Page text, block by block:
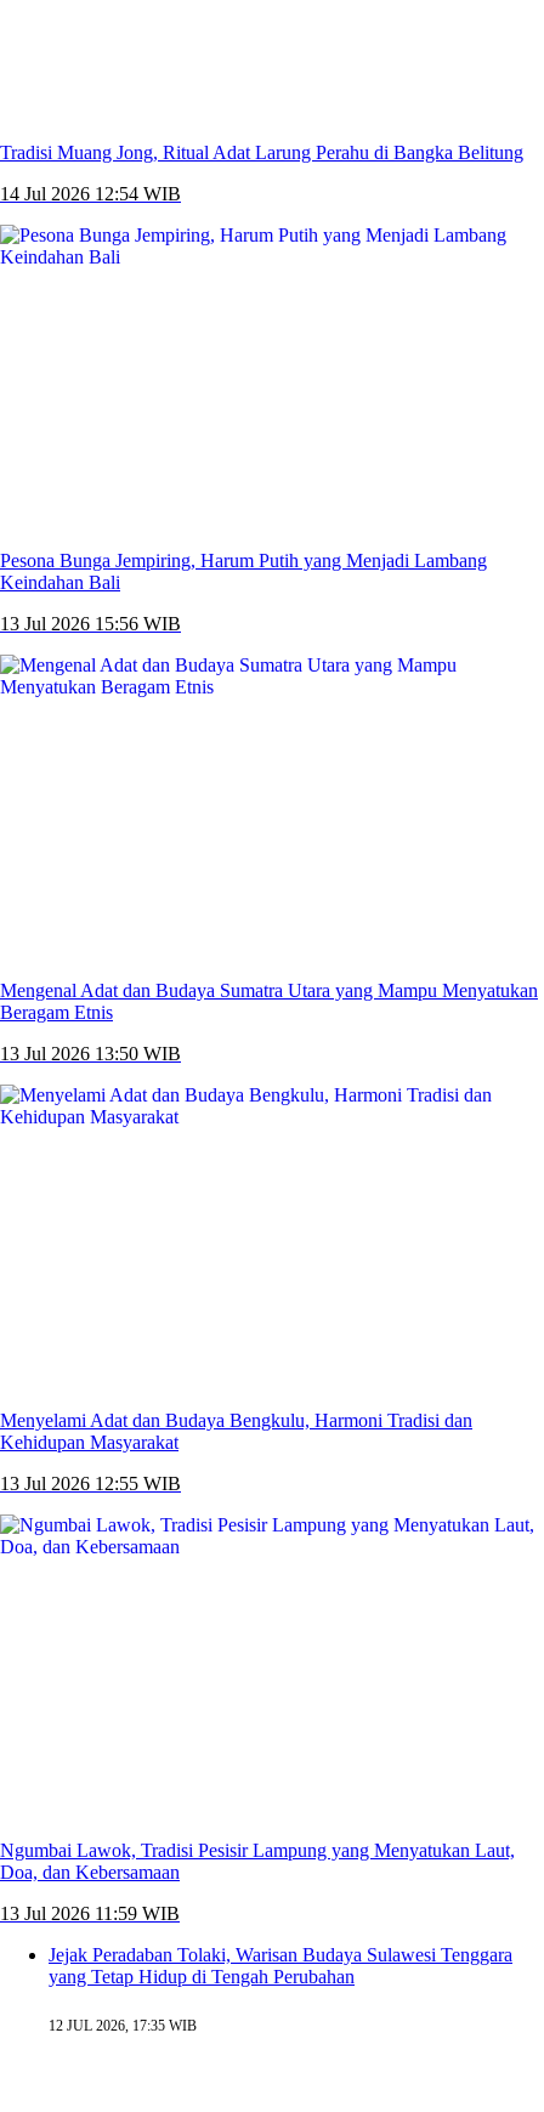
Tradisi Muang Jong, Ritual Adat Larung Perahu di Bangka Belitung
14 Jul 2026 12:54 WIB
Pesona Bunga Jempiring, Harum Putih yang Menjadi Lambang
Keindahan Bali
13 Jul 2026 15:56 WIB
Mengenal Adat dan Budaya Sumatra Utara yang Mampu Menyatukan
Beragam Etnis
13 Jul 2026 13:50 WIB
Menyelami Adat dan Budaya Bengkulu, Harmoni Tradisi dan
Kehidupan Masyarakat
13 Jul 2026 12:55 WIB
Ngumbai Lawok, Tradisi Pesisir Lampung yang Menyatukan Laut,
Doa, dan Kebersamaan
13 Jul 2026 11:59 WIB
Jejak Peradaban Tolaki, Warisan Budaya Sulawesi Tenggara
yang Tetap Hidup di Tengah Perubahan
12 JUL 2026, 17:35 WIB